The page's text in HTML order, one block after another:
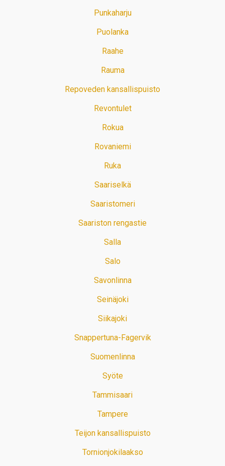
Punkaharju
Puolanka
Raahe
Rauma
Repoveden kansallispuisto
Revontulet
Rokua
Rovaniemi
Ruka
Saariselkä
Saaristomeri
Saariston rengastie
Salla
Salo
Savonlinna
Seinäjoki
Siikajoki
Snappertuna-Fagervik
Suomenlinna
Syöte
Tammisaari
Tampere
Teijon kansallispuisto
Tornionjokilaakso